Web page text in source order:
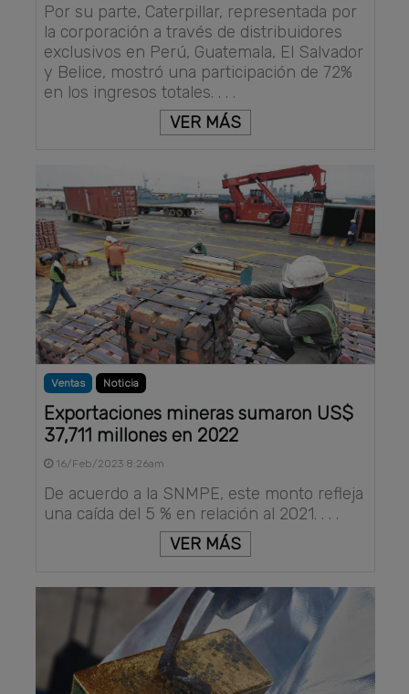
Por su parte, Caterpillar, representada por
la corporación a través de distribuidores
exclusivos en Perú, Guatemala, El Salvador
y Belice, mostró una participación de 72%
en los ingresos totales. . . .
VER MÁS
Ventas Noticia
Exportaciones mineras sumaron US$
37,711 millones en 2022
16/Feb/2023 8:26am
De acuerdo a la SNMPE, este monto refleja
una caída del 5 % en relación al 2021. . . .
VER MÁS